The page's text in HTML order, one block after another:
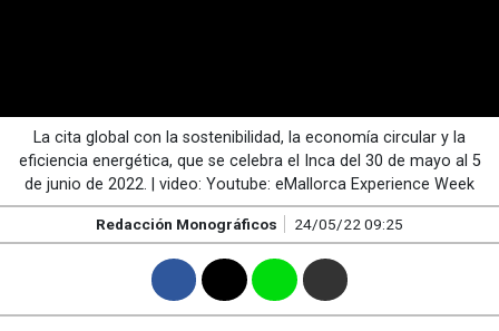
La cita global con la sostenibilidad, la economía circular y la
eficiencia energética, que se celebra el Inca del 30 de mayo al 5
de junio de 2022. | video: Youtube: eMallorca Experience Week
Redacción Monográficos 24/05/22 09:25